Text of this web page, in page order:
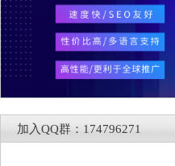
加入QQ群：174796271